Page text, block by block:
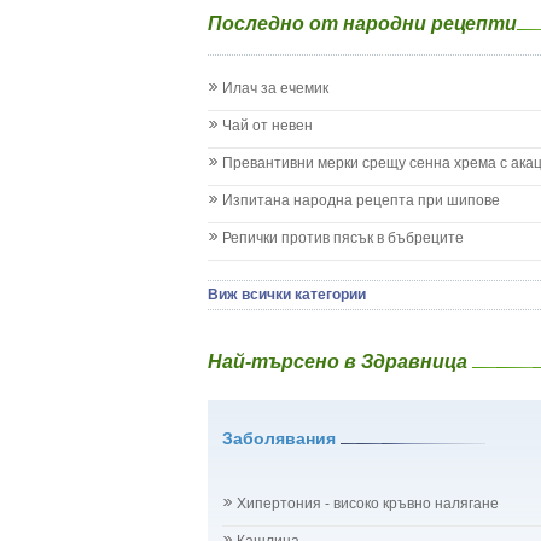
Жълтеница
Запек на бебето и детето
Кашлица при бебето и детето
Колики
Менингит
Млечница
Нощно напикаване - енуреза
Плач
Проблеми с очите на бебето и детето
Рубеола
Температура - висока
Последно от народни рецепти
Илач за ечемик
Чай от невен
Превантивни мерки срещу сенна хрема с
Изпитана народна рецепта при шипове
Репички против пясък в бъбреците
Виж всички категории
Най-търсено в Здравница
Заболявания
Хипертония - високо кръвно налягане